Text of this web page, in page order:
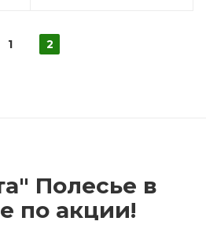
1 2
Полесье в
по акции!